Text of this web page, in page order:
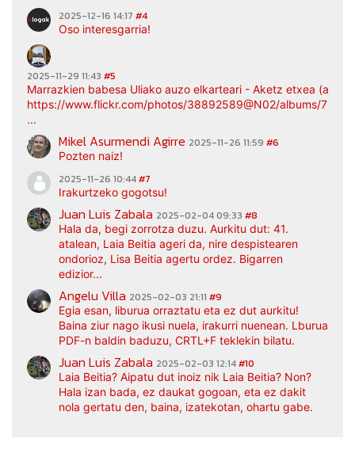
2025-12-16 14:17 #4
Oso interesgarria!
2025-11-29 11:43 #5
Marrazkien babesa Uliako auzo elkarteari - Aketz etxea
https://www.flickr.com/photos/38892589@N02/albums/
...
Mikel Asurmendi Agirre 2025-11-26 11:59 #6
Pozten naiz!
2025-11-26 10:44#7
Irakurtzeko gogotsu!
Juan Luis Zabala 2025-02-04 09:33 #8
Hala da, begi zorrotza duzu. Aurkitu dut: 41.
atalean, Laia Beitia ageri da, nire despistearen
ondorioz, Lisa Beitia agertu ordez. Bigarren
edizior...
Angelu Villa 2025-02-03 21:11 #9
Egia esan, liburua orraztatu eta ez dut aurkitu!
Baina ziur nago ikusi nuela, irakurri nuenean. Lburua
PDF-n baldin baduzu, CRTL+F teklekin bilatu.
Juan Luis Zabala 2025-02-03 12:14#10
Laia Beitia? Aipatu dut inoiz nik Laia Beitia? Non?
Hala izan bada, ez daukat gogoan, eta ez dakit
nola gertatu den, baina, izatekotan, ohartu gabe.